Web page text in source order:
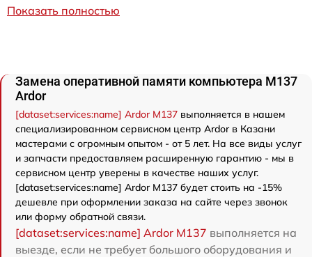
Показать полностью
Замена оперативной памяти компьютера M137
Ardor
[dataset:services:name] Ardor M137 выполняется в нашем
специализированном сервисном центр Ardor в Казани
мастерами с огромным опытом - от 5 лет. На все виды услуг
и запчасти предоставляем расширенную гарантию - мы в
сервисном центр уверены в качестве наших услуг.
[dataset:services:name] Ardor M137 будет стоить на -15%
дешевле при оформлении заказа на сайте через звонок
или форму обратной связи.
[dataset:services:name] Ardor M137 выполняется на
выезде, если не требует большого оборудования и